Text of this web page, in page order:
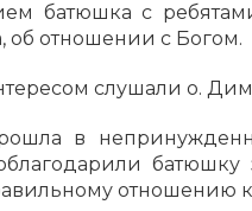
батюшка с
об отношении с Богом.
слушали о.
в
отношению